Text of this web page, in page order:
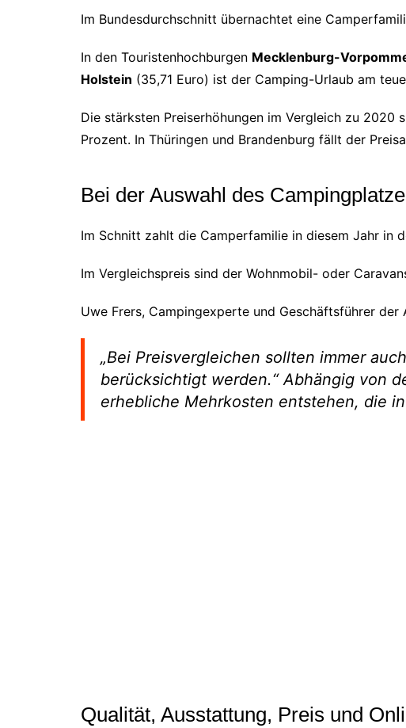
Im Bundesdurchschnitt übernachtet eine
In den Touristenhochburgen Mecklenburg-
Holstein (35,71 Euro) ist der Camping-Urlaub am
Die stärksten Preiserhöhungen im Vergleich zu
Prozent. In Thüringen und Brandenburg fällt der
Bei der Auswahl des
Im Schnitt zahlt die Camperfamilie in diesem Jahr in
Im Vergleichspreis sind der Wohnmobil- oder
Uwe Frers, Campingexperte und Geschäftsführer der
„Bei Preisvergleichen sollten immer
berücksichtigt werden.“ Abhängig von
erhebliche Mehrkosten entstehen, die
Qualität, Ausstattung, Preis und